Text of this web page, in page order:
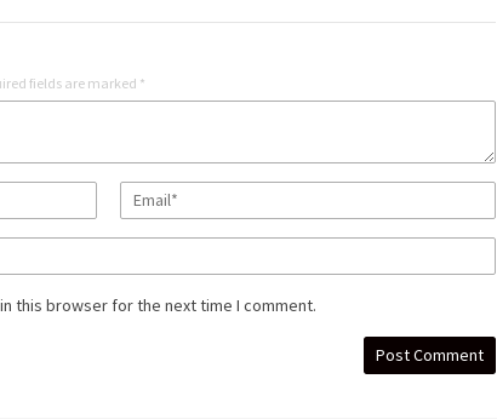
fields are marked *
this browser for the next time I comment.